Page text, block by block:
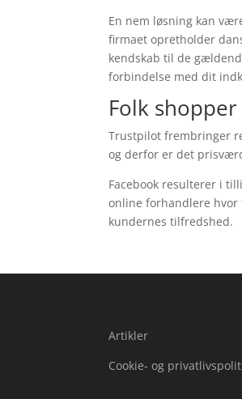
En nem løsning kan
firmaet opretholder
kendskab til de
forbindelse med dit
Folk
Trustpilot frembringer
og derfor er det
Facebook resulterer i
online forhandlere
kundernes tilfredshed.
Artikler
Cookie- og